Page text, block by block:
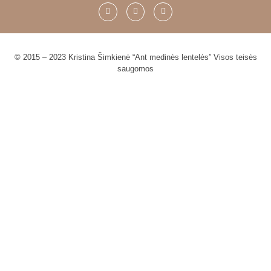
© 2015 – 2023 Kristina Šimkienė “Ant medinės lentelės” Visos teisės
saugomos